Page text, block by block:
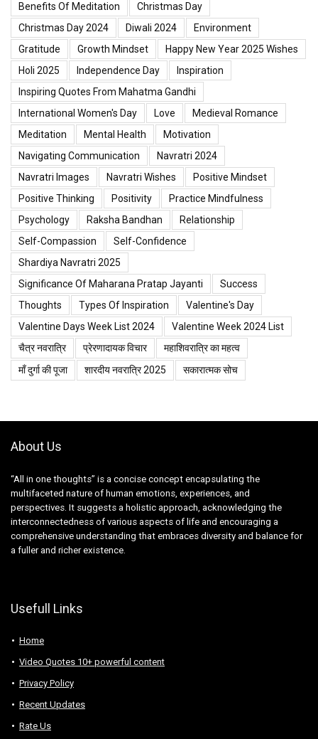
Benefits Of Meditation
Christmas Day
Christmas Day 2024
Diwali 2024
Environment
Gratitude
Growth Mindset
Happy New Year 2025 Wishes
Holi 2025
Independence Day
Inspiration
Inspiring Quotes From Mahatma Gandhi
International Women's Day
Love
Medieval Romance
Meditation
Mental Health
Motivation
Navigating Communication
Navratri 2024
Navratri Images
Navratri Wishes
Positive Mindset
Positive Thinking
Positivity
Practice Mindfulness
Psychology
Raksha Bandhan
Relationship
Self-Compassion
Self-Confidence
Shardiya Navratri 2025
Significance Of Maharana Pratap Jayanti
Success
Thoughts
Types Of Inspiration
Valentine's Day
Valentine Days Week List 2024
Valentine Week 2024 List
चैत्र नवरात्रि
प्रेरणादायक विचार
महाशिवरात्रि का महत्व
माँ दुर्गा की पूजा
शारदीय नवरात्रि 2025 सकारात्मक सोच
About Us
“All in one thoughts” is a concise concept encapsulating the
multifaceted nature of human emotions, experiences, and
perspectives. It suggests a holistic approach, acknowledging the
interconnectedness of various aspects of life and encouraging a
comprehensive understanding that embraces diversity and balance for
a fuller and richer existence.
Usefull Links
Home
Video Quotes 10+ powerful content
Privacy Policy
Recent Updates
Rate Us